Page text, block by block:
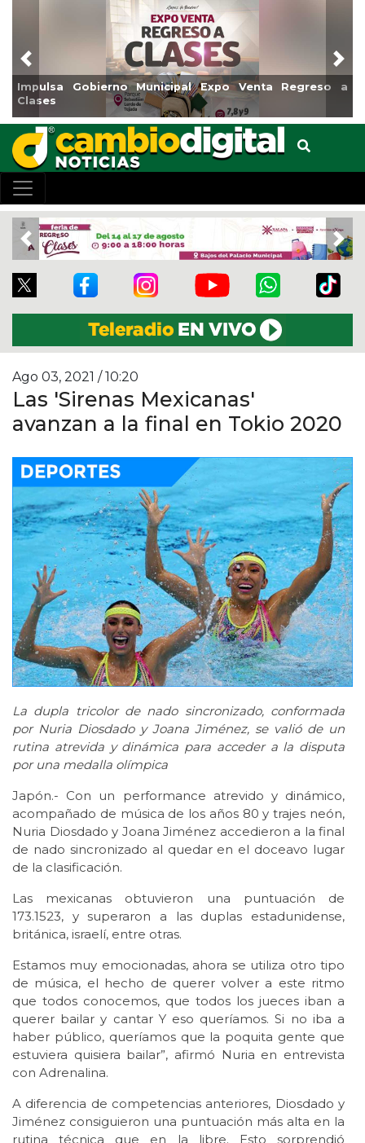
Gobierno Municipal Expo Venta Regreso a
Previous
Previous
Ago 03, 2021 / 10:20
Las 'Sirenas Mexicanas'
avanzan a la final en Tokio 2020
La dupla tricolor de nado sincronizado, conformada
por Nuria Diosdado y Joana Jiménez, se valió de un
rutina atrevida y dinámica para acceder a la disputa
por una medalla olímpica
Japón.- Con un performance atrevido y dinámico,
acompañado de música de los años 80 y trajes neón,
Nuria Diosdado y Joana Jiménez accedieron a la final
de nado sincronizado al quedar en el doceavo lugar
de la clasificación.
Las mexicanas obtuvieron una puntuación de
173.1523, y superaron a las duplas estadunidense,
británica, israelí, entre otras.
Estamos muy emocionadas, ahora se utiliza otro tipo
de música, el hecho de querer volver a este ritmo
que todos conocemos, que todos los jueces iban a
querer bailar y cantar Y eso queríamos. Si no iba a
haber público, queríamos que la poquita gente que
estuviera quisiera bailar”, afirmó Nuria en entrevista
con Adrenalina.
A diferencia de competencias anteriores, Diosdado y
Jiménez consiguieron una puntuación más alta en la
rutina técnica que en la libre. Esto sorprendió